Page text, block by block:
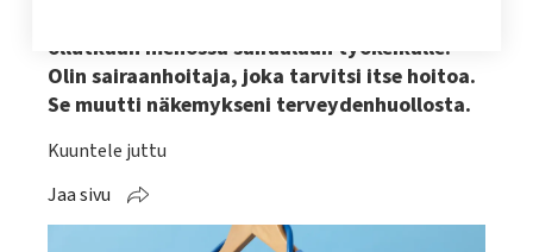
ollutkaan menossa sairaalaan työkeikalle.
Olin sairaanhoitaja, joka tarvitsi itse hoitoa.
Se muutti näkemykseni terveydenhuollosta.
Kuuntele juttu
Jaa sivu